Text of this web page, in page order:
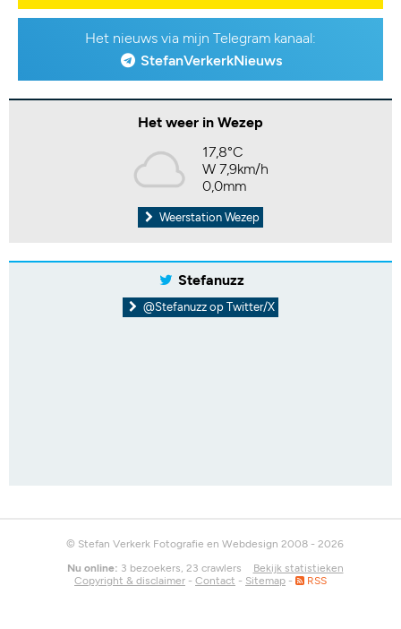
Het nieuws via mijn Telegram kanaal:
StefanVerkerkNieuws
Het weer in Wezep
17,8°C
W 7,9km/h
0,0mm
Weerstation Wezep
Stefanuzz
@Stefanuzz op Twitter/X
© Stefan Verkerk Fotografie en Webdesign 2008 - 2026
Nu online: 3 bezoekers, 23 crawlers
Bekijk statistieken
Copyright & disclaimer - Contact - Sitemap - RSS